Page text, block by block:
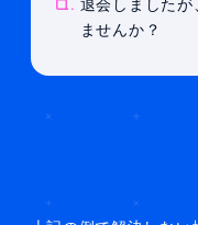
Q. 退会しましたが
ませんか？